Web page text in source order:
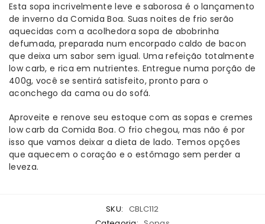
Esta sopa incrivelmente leve e saborosa é o lançamento
de inverno da Comida Boa. Suas noites de frio serão
aquecidas com a acolhedora sopa de abobrinha
defumada, preparada num encorpado caldo de bacon
que deixa um sabor sem igual. Uma refeição totalmente
low carb, e rica em nutrientes. Entregue numa porção de
400g, você se sentirá satisfeito, pronto para o
aconchego da cama ou do sofá.
Aproveite e renove seu estoque com as sopas e cremes
low carb da Comida Boa. O frio chegou, mas não é por
isso que vamos deixar a dieta de lado. Temos opções
que aquecem o coração e o estômago sem perder a
leveza.
SKU: CBLC112